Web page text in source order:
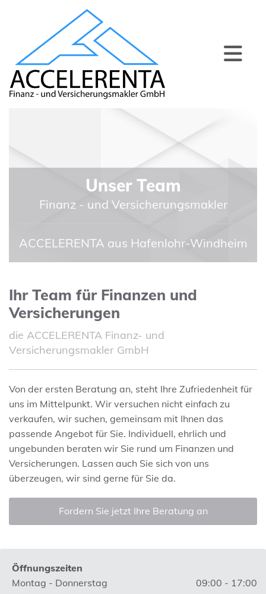
Unser Team
Finanz - und Versicherungsmakler
ACCELERENTA aus Hafenlohr-Windheim
Ihr Team für Finanzen und
Versicherungen
die ACCELERENTA Finanz- und
Versicherungsmakler GmbH
Von der ersten Beratung an, steht Ihre Zufriedenheit für
uns im Mittelpunkt. Wir versuchen nicht einfach zu
verkaufen, wir suchen, gemeinsam mit Ihnen das
passende Angebot für Sie. Individuell, ehrlich und
ungebunden beraten wir Sie rund um Finanzen und
Versicherungen. Lassen auch Sie sich von uns
überzeugen, wir sind gerne für Sie da.
Fordern Sie jetzt Ihre Beratung an
Öffnungszeiten
Montag - Donnerstag
09:00 - 17:00